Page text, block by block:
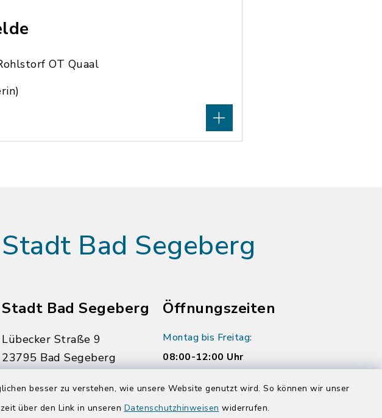
besser zu verstehen, wie unsere Website genutzt wird. So können wir unser
über den Link in unseren Datenschutzhinweisen widerrufen.
OT Quaal
Stadt Bad Segeberg
Stadt Bad Segeberg
Lübecker Straße 9
23795 Bad Segeberg
04551 964-0
04551 964-111
Öffnungszeiten
Montag bis Freitag:
08:00-12:00 Uhr
Donnerstag zusätzlich:
14:00-17:00 Uhr